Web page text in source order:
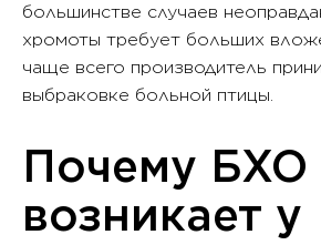
большинстве случаев
хромоты требует больших
чаще всего производитель
выбраковке больной птицы.
Почему БХО
возникает у